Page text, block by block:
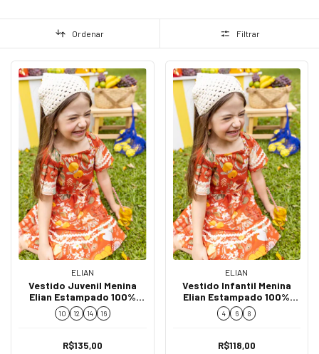
Ordenar Filtrar
ELIAN
Vestido Juvenil Menina
Elian Estampado 100%
Algodão 252034
10 12 14 16
R$135,00
ELIAN
Vestido Infantil Menina
Elian Estampado 100%
Algodão 252034
4 6 8
R$118,00